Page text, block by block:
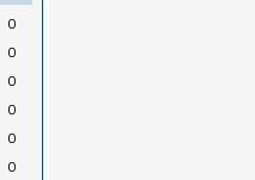
0
0
0
0
0
0